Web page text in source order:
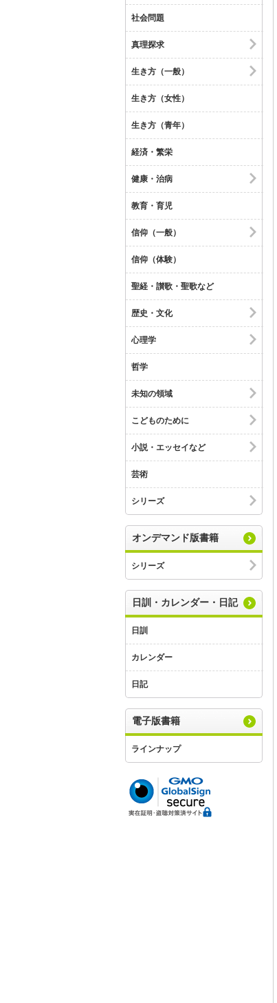
社会問題
真理探求
生き方（一般）
生き方（女性）
生き方（青年）
経済・繁栄
健康・治病
教育・育児
信仰（一般）
信仰（体験）
聖経・讃歌・聖歌など
歴史・文化
心理学
哲学
未知の領域
こどものために
小説・エッセイなど
芸術
シリーズ
オンデマンド版書籍
シリーズ
日訓・カレンダー・日記
日訓
カレンダー
日記
電子版書籍
ラインナップ